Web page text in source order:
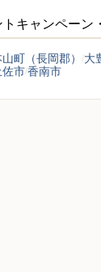
キャンペーン
町（長岡郡） 大
佐市香南市